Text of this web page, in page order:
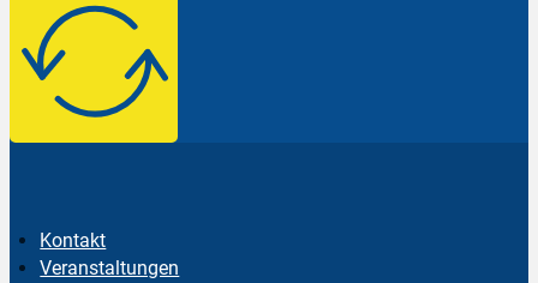
Kontakt
Veranstaltungen